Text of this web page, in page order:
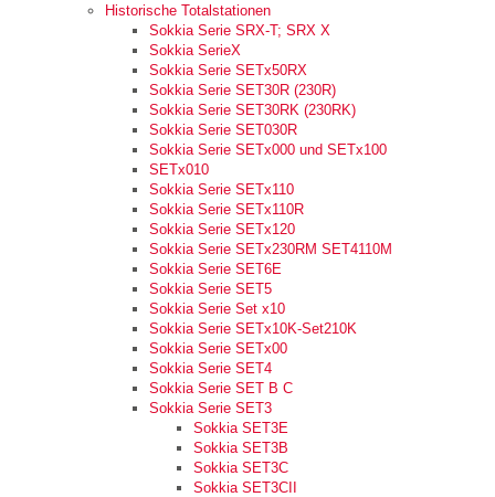
Historische Totalstationen
Sokkia Serie SRX-T; SRX X
Sokkia SerieX
Sokkia Serie SETx50RX
Sokkia Serie SET30R (230R)
Sokkia Serie SET30RK (230RK)
Sokkia Serie SET030R
Sokkia Serie SETx000 und SETx100
SETx010
Sokkia Serie SETx110
Sokkia Serie SETx110R
Sokkia Serie SETx120
Sokkia Serie SETx230RM SET4110M
Sokkia Serie SET6E
Sokkia Serie SET5
Sokkia Serie Set x10
Sokkia Serie SETx10K-Set210K
Sokkia Serie SETx00
Sokkia Serie SET4
Sokkia Serie SET B C
Sokkia Serie SET3
Sokkia SET3E
Sokkia SET3B
Sokkia SET3C
Sokkia SET3CII